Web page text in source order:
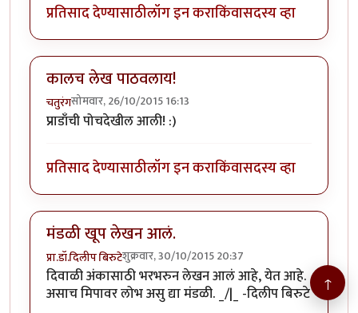
प्रतिसाद देण्यासाठीलॉग इन कराकिंवासदस्य व्हा
कालच लेख पाठवलाय!
चतुरंगसोमवार, 26/10/2015 16:13
प्राडाँची पोचदेखील आली! :)
प्रतिसाद देण्यासाठीलॉग इन कराकिंवासदस्य व्हा
मंडळी खूप लेखन आलं.
प्रा.डॉ.दिलीप बिरुटेशुक्रवार, 30/10/2015 20:37
दिवाळी अंकासाठी भरभरुन लेखन आलं आहे, येत आहे.
असाच मिपावर लोभ असु द्या मंडळी. _/|_ -दिलीप बिरुटे
↑